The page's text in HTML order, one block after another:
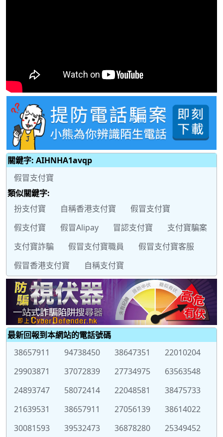
關鍵字: AIHNHA1avqp
假冒支付寶
類似關鍵字:
扮支付寶
自稱香港支付寶
假冒支付寶
假支付寶
假冒Alipay 冒認支付寶
支付寶騙案
支付寶詐騙
假冒支付寶職員
假冒支付寶客服
假冒香港支付寶
自稱支付寶
最新回報到本網站的電話號碼
38657911
94738450 38647351
22010204
29903871
37072839 27734975
63563548
24893747
58072414 22048581
38475733
21639531
38657911 27056139
38614022
30081593
39532473 36878280 25349452